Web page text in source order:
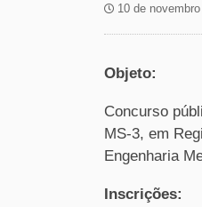
10 de
Objeto:
Concurso
MS-3, em
Engenharia
Inscrições: